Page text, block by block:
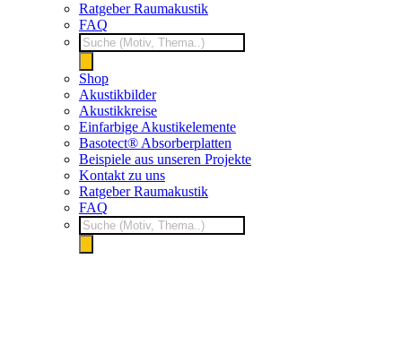
Ratgeber Raumakustik
FAQ
Products
search
Shop
Akustikbilder
Akustikkreise
Einfarbige Akustikelemente
Basotect® Absorberplatten
Beispiele aus unseren Projekte
Kontakt zu uns
Ratgeber Raumakustik
FAQ
Products
search